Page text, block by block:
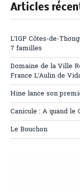
Articles
L’IGP Côtes-de-
7 familles
Domaine de la Ville
France L’Aulin de
Hine lance son
Canicule : A quand le
Le Bouchon